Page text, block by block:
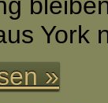
York
»